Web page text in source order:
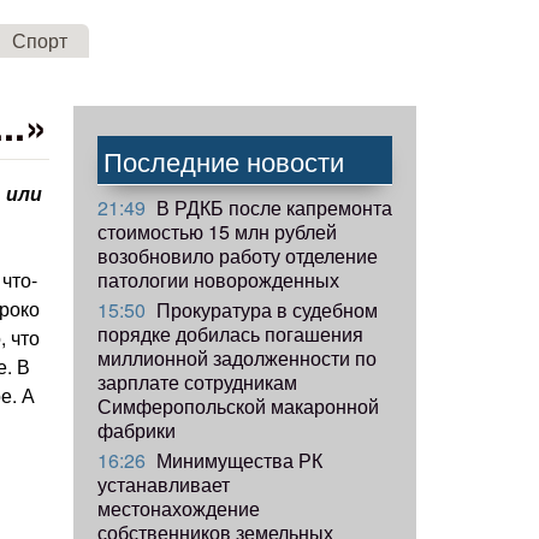
Спорт
или
что
В
А
Последние новости
21:49 В РДКБ после капремонта
стоимостью 15 млн рублей
возобновило работу отделение
патологии новорожденных
15:50 Прокуратура в судебном
порядке добилась погашения
миллионной задолженности по
зарплате сотрудникам
Симферопольской макаронной
фабрики
16:26 Минимущества РК
устанавливает
местонахождение
собственников земельных